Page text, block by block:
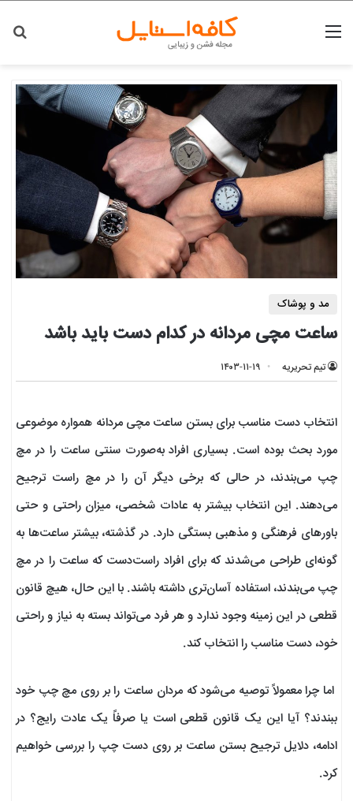
منو
مد و پوشاک
ساعت مچی مردانه در کدام دست باید باشد
تیم تحریریه ۱۴۰۳-۱۱-۱۹
انتخاب دست مناسب برای بستن ساعت مچی مردانه همواره موضوعی
مورد بحث بوده است. بسیاری افراد به‌صورت سنتی ساعت را در مچ
چپ می‌بندند، در حالی که برخی دیگر آن را در مچ راست ترجیح
می‌دهند. این انتخاب بیشتر به عادات شخصی، میزان راحتی و حتی
باورهای فرهنگی و مذهبی بستگی دارد. در گذشته، بیشتر ساعت‌ها به
گونه‌ای طراحی می‌شدند که برای افراد راست‌دست که ساعت را در مچ
چپ می‌بندند، استفاده آسان‌تری داشته باشند. با این حال، هیچ قانون
قطعی در این زمینه وجود ندارد و هر فرد می‌تواند بسته به نیاز و راحتی
خود، دست مناسب را انتخاب کند.
اما چرا معمولاً توصیه می‌شود که مردان ساعت را بر روی مچ چپ خود
ببندند؟ آیا این یک قانون قطعی است یا صرفاً یک عادت رایج؟ در
ادامه، دلایل ترجیح بستن ساعت بر روی دست چپ را بررسی خواهیم
کرد.